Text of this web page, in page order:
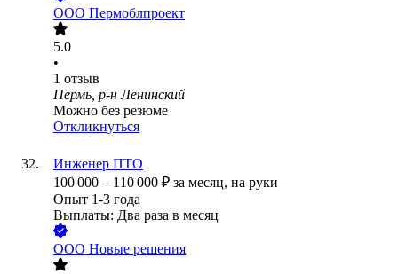
ООО Пермоблпроект
5.0
•
1 отзыв
Пермь, р-н Ленинский
Можно без резюме
Откликнуться
Инженер ПТО
100 000 – 110 000 ₽ за месяц, на руки
Опыт 1-3 года
Выплаты: Два раза в месяц
ООО Новые решения